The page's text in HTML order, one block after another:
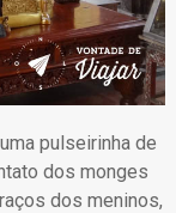
pulseirinha de
dos monges
dos meninos,